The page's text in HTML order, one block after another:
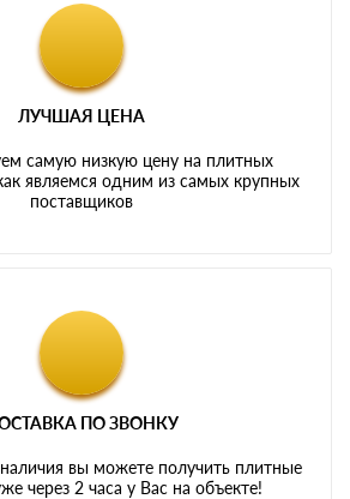
ЛУЧШАЯ ЦЕНА
самую низкую цену на плитных
являемся одним из самых крупных
поставщиков
ПО ЗВОНКУ
вы можете получить плитные
через 2 часа у Вас на объекте!